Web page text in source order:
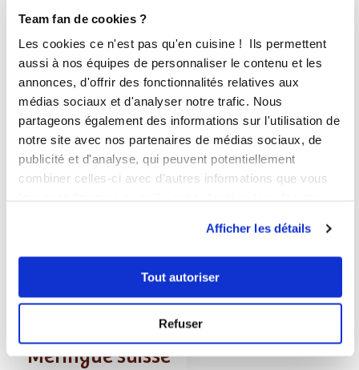
Team fan de cookies ?
Les cookies ce n'est pas qu'en cuisine ! Ils permettent
aussi à nos équipes de personnaliser le contenu et les
annonces, d'offrir des fonctionnalités relatives aux
médias sociaux et d'analyser notre trafic. Nous
partageons également des informations sur l'utilisation de
notre site avec nos partenaires de médias sociaux, de
publicité et d'analyse, qui peuvent potentiellement
combiner celles-ci avec d'autres informations que vous
Afficher les détails
Tout autoriser
Refuser
1
Fixer le fouet sur les lames et verser
l'huile essentielle de menthe et le
rhum dans le bol du i-Cook'in. L'étape
est programmée 3 min, à 90°, Vitesse
5
Accessoire(s) :
3min
90 °C
5
Verser le beurre. L'étape est
30s 3
Meringue suisse